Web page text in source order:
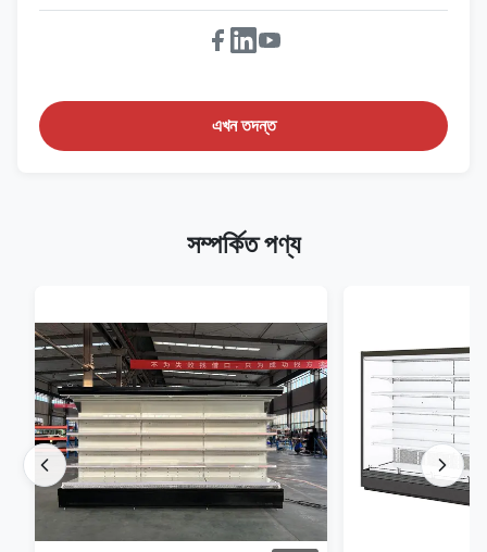
এখন তদন্ত
সম্পর্কিত পণ্য